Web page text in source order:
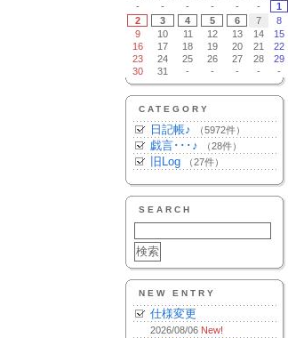
-
- - - - -
1
2
3 4 5 6 7
8
9
10 11 12 13 14
15
16
17 18 19 20 21
22
23
24 25 26 27 28
29
30
31 - - - - -
CATEGORY
日記帳♪ （5972件）
戯言･･･♪ （28件）
旧Log （27件）
SEARCH
NEW ENTRY
仕様変更
2026/08/06 New!